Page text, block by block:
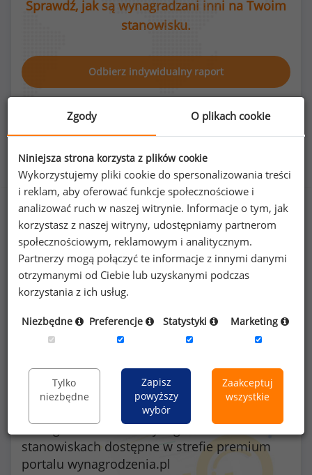
Sprawdź, jak są wynagradzani inni na Twoim
stanowisku.
Odbierz indywidualny raport
Rozkład płci na stanowisku górnik strzałowy
0%
0
100%
11
Szczegółowe dane o wynagrodzeniach na 840
stanowiskach dostępne w strefie premium
portalu wynagrodzenia.pl
Zgody O plikach cookie
Niniejsza strona korzysta z plików cookie
Wykorzystujemy pliki cookie do spersonalizowania treści
i reklam, aby oferować funkcje społecznościowe i
analizować ruch w naszej witrynie. Informacje o tym, jak
korzystasz z naszej witryny, udostępniamy partnerom
społecznościowym, reklamowym i analitycznym.
Partnerzy mogą połączyć te informacje z innymi danymi
otrzymanymi od Ciebie lub uzyskanymi podczas
korzystania z ich usług.
Niezbędne Preferencje Statystyki Marketing
Tylko
niezbędne
Zapisz
powyższy
wybór
Zaakceptuj
wszystkie